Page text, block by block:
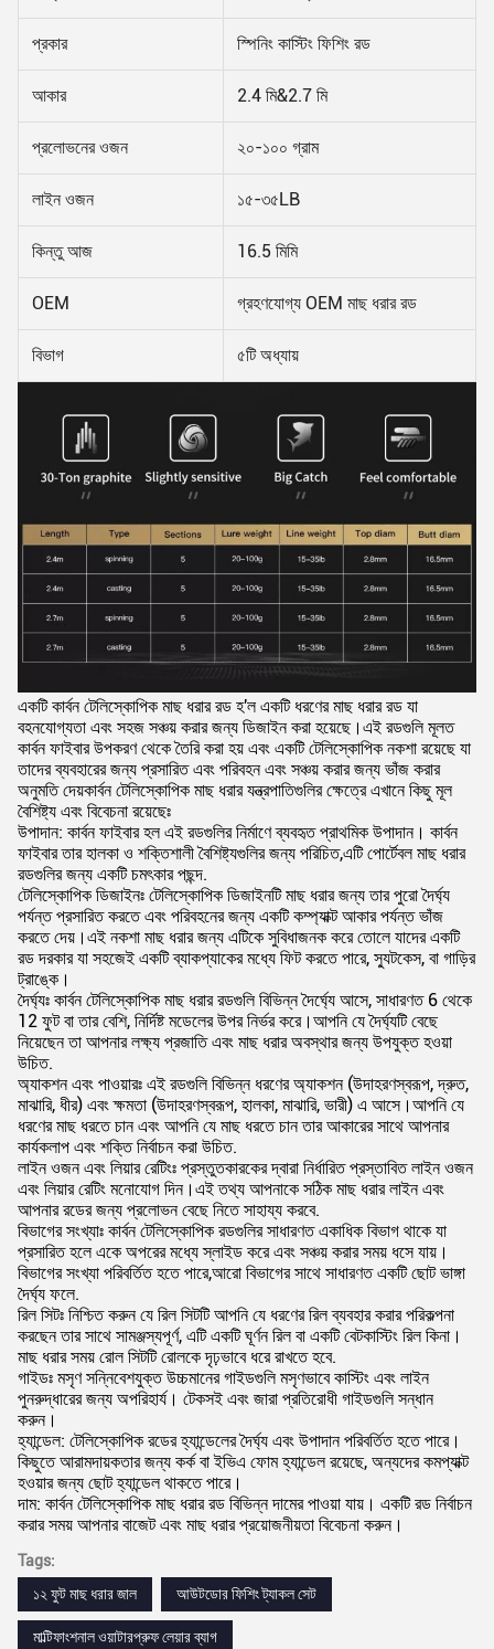
প্রকার স্পিনিং কাস্টিং ফিশিং রড
আকার 2.4 মি&2.7 মি
প্রলোভনের ওজন ২০-১০০ গ্রাম
লাইন ওজন ১৫-৩৫LB
কিন্তু আজ 16.5 মিমি
OEM গ্রহণযোগ্য OEM মাছ ধরার রড
বিভাগ ৫টি অধ্যায়
একটি কার্বন টেলিস্কোপিক মাছ ধরার রড হ'ল একটি ধরণের মাছ ধরার রড যা
বহনযোগ্যতা এবং সহজ সঞ্চয় করার জন্য ডিজাইন করা হয়েছে।এই রডগুলি মূলত
কার্বন ফাইবার উপকরণ থেকে তৈরি করা হয় এবং একটি টেলিস্কোপিক নকশা রয়েছে যা
তাদের ব্যবহারের জন্য প্রসারিত এবং পরিবহন এবং সঞ্চয় করার জন্য ভাঁজ করার
অনুমতি দেয়কার্বন টেলিস্কোপিক মাছ ধরার যন্ত্রপাতিগুলির ক্ষেত্রে এখানে কিছু মূল
বৈশিষ্ট্য এবং বিবেচনা রয়েছেঃ
উপাদান: কার্বন ফাইবার হল এই রডগুলির নির্মাণে ব্যবহৃত প্রাথমিক উপাদান। কার্বন
ফাইবার তার হালকা ও শক্তিশালী বৈশিষ্ট্যগুলির জন্য পরিচিত,এটি পোর্টেবল মাছ ধরার
রডগুলির জন্য একটি চমৎকার পছন্দ.
টেলিস্কোপিক ডিজাইনঃ টেলিস্কোপিক ডিজাইনটি মাছ ধরার জন্য তার পুরো দৈর্ঘ্য
পর্যন্ত প্রসারিত করতে এবং পরিবহনের জন্য একটি কম্প্যাক্ট আকার পর্যন্ত ভাঁজ
করতে দেয়।এই নকশা মাছ ধরার জন্য এটিকে সুবিধাজনক করে তোলে যাদের একটি
রড দরকার যা সহজেই একটি ব্যাকপ্যাকের মধ্যে ফিট করতে পারে, স্যুটকেস, বা গাড়ির
ট্রাঙ্কে।
দৈর্ঘ্যঃ কার্বন টেলিস্কোপিক মাছ ধরার রডগুলি বিভিন্ন দৈর্ঘ্যে আসে, সাধারণত 6 থেকে
12 ফুট বা তার বেশি, নির্দিষ্ট মডেলের উপর নির্ভর করে।আপনি যে দৈর্ঘ্যটি বেছে
নিয়েছেন তা আপনার লক্ষ্য প্রজাতি এবং মাছ ধরার অবস্থার জন্য উপযুক্ত হওয়া
উচিত.
অ্যাকশন এবং পাওয়ারঃ এই রডগুলি বিভিন্ন ধরণের অ্যাকশন (উদাহরণস্বরূপ, দ্রুত,
মাঝারি, ধীর) এবং ক্ষমতা (উদাহরণস্বরূপ, হালকা, মাঝারি, ভারী) এ আসে।আপনি যে
ধরণের মাছ ধরতে চান এবং আপনি যে মাছ ধরতে চান তার আকারের সাথে আপনার
কার্যকলাপ এবং শক্তি নির্বাচন করা উচিত.
লাইন ওজন এবং লিয়ার রেটিংঃ প্রস্তুতকারকের দ্বারা নির্ধারিত প্রস্তাবিত লাইন ওজন
এবং লিয়ার রেটিং মনোযোগ দিন।এই তথ্য আপনাকে সঠিক মাছ ধরার লাইন এবং
আপনার রডের জন্য প্রলোভন বেছে নিতে সাহায্য করবে.
বিভাগের সংখ্যাঃ কার্বন টেলিস্কোপিক রডগুলির সাধারণত একাধিক বিভাগ থাকে যা
প্রসারিত হলে একে অপরের মধ্যে স্লাইড করে এবং সঞ্চয় করার সময় ধসে যায়।
বিভাগের সংখ্যা পরিবর্তিত হতে পারে,আরো বিভাগের সাথে সাধারণত একটি ছোট ভাঙ্গা
দৈর্ঘ্য ফলে.
রিল সিটঃ নিশ্চিত করুন যে রিল সিটটি আপনি যে ধরণের রিল ব্যবহার করার পরিকল্পনা
করছেন তার সাথে সামঞ্জস্যপূর্ণ, এটি একটি ঘূর্ণন রিল বা একটি বেটকাস্টিং রিল কিনা।
মাছ ধরার সময় রোল সিটটি রোলকে দৃঢ়ভাবে ধরে রাখতে হবে.
গাইডঃ মসৃণ সন্নিবেশযুক্ত উচ্চমানের গাইডগুলি মসৃণভাবে কাস্টিং এবং লাইন
পুনরুদ্ধারের জন্য অপরিহার্য। টেকসই এবং জারা প্রতিরোধী গাইডগুলি সন্ধান
করুন।
হ্যান্ডেল: টেলিস্কোপিক রডের হ্যান্ডেলের দৈর্ঘ্য এবং উপাদান পরিবর্তিত হতে পারে।
কিছুতে আরামদায়কতার জন্য কর্ক বা ইভিএ ফোম হ্যান্ডেল রয়েছে, অন্যদের কমপ্যাক্ট
হওয়ার জন্য ছোট হ্যান্ডেল থাকতে পারে।
দাম: কার্বন টেলিস্কোপিক মাছ ধরার রড বিভিন্ন দামের পাওয়া যায়। একটি রড নির্বাচন
করার সময় আপনার বাজেট এবং মাছ ধরার প্রয়োজনীয়তা বিবেচনা করুন।
Tags:
১২ ফুট মাছ ধরার জাল
আউটডোর ফিশিং ট্যাকল সেট
মাল্টিফাংশনাল ওয়াটারপ্রুফ লেয়ার ব্যাগ